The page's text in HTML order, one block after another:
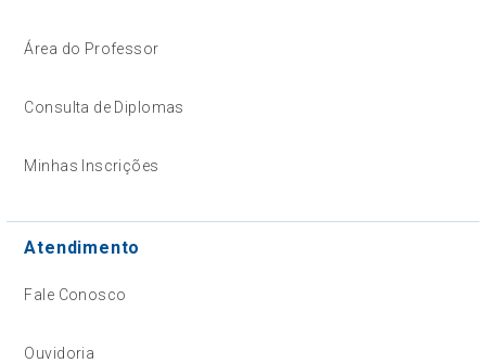
Área do Professor
Consulta de Diplomas
Minhas Inscrições
Atendimento
Fale Conosco
Ouvidoria